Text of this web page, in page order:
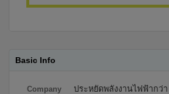
Basic Info
Company
ประหยัดพลังงานไฟฟ้ากว่